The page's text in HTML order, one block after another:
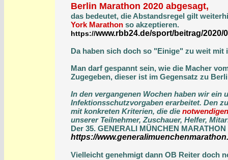
Berlin Marathon 2020 abgesagt,
das bedeutet, die Abstandsregel gilt
York Marathon so akzeptieren.
https://www.rbb24.de/sport/beitrag/
Da haben sich doch so "Einige" zu weit mit
Man darf gespannt sein, wie die Macher
Zugegeben, dieser ist im Gegensatz zu
In den vergangenen Wochen haben wir ein
Infektionsschutzvorgaben erarbeitet. Den
mit konkreten Kriterien, die die
unserer Teilnehmer, Zuschauer, Helfer,
Der 35. GENERALI MÜNCHEN
https://
Vielleicht genehmigt dann OB Reiter doch